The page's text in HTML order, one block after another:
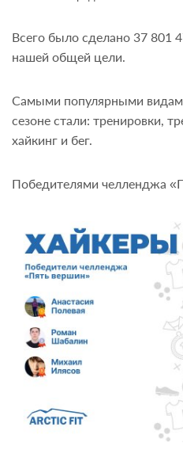
Всего было сделано 37 801
нашей общей цели.
Самыми популярными
сезоне стали: тренировки,
хайкинг и бег.
Победителями челленджа